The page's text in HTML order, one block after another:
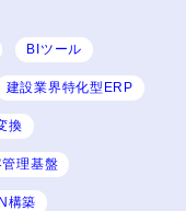
BIツール
建設業界特化型ERP
換
理基盤
構築